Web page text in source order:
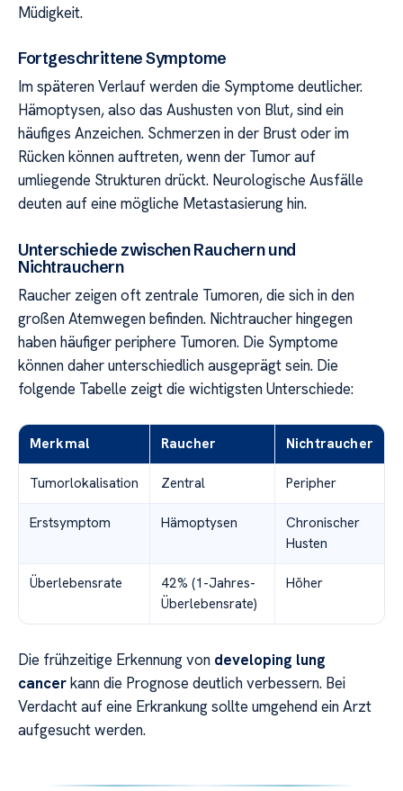
Müdigkeit.
Fortgeschrittene Symptome
Im späteren Verlauf werden die Symptome deutlicher.
Hämoptysen, also das Aushusten von Blut, sind ein
häufiges Anzeichen. Schmerzen in der Brust oder im
Rücken können auftreten, wenn der Tumor auf
umliegende Strukturen drückt. Neurologische Ausfälle
deuten auf eine mögliche Metastasierung hin.
Unterschiede zwischen Rauchern und
Nichtrauchern
Raucher zeigen oft zentrale Tumoren, die sich in den
großen Atemwegen befinden. Nichtraucher hingegen
haben häufiger periphere Tumoren. Die Symptome
können daher unterschiedlich ausgeprägt sein. Die
folgende Tabelle zeigt die wichtigsten Unterschiede:
Merkmal Raucher Nichtraucher
Tumorlokalisation Zentral Peripher
Erstsymptom Hämoptysen
Chronischer
Husten
Überlebensrate
42% (1-Jahres-
Überlebensrate)
Höher
Die frühzeitige Erkennung von developing lung
cancerkann die Prognose deutlich verbessern. Bei
Verdacht auf eine Erkrankung sollte umgehend ein Arzt
aufgesucht werden.